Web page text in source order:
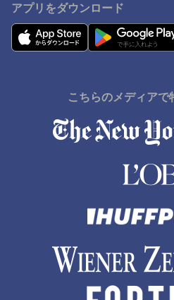
アプリをダウンロード
こちらのメディアで